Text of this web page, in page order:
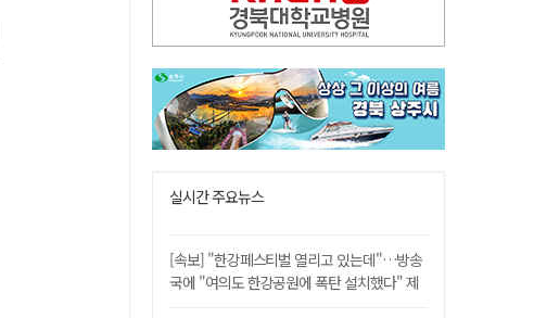
실시간 주요뉴스
[속보] "한강페스티벌 열리고 있는데"…방송
국에 "여의도 한강공원에 폭탄 설치했다" 제